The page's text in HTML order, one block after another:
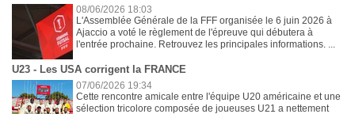
08/06/2026 18:03
L'Assemblée Générale de la FFF organisée le 6 juin 2026 à
Ajaccio a voté le règlement de l'épreuve qui débutera à
l'entrée prochaine. Retrouvez les principales informations. ...
U23 - Les USA corrigent la FRANCE
07/06/2026 19:34
Cette rencontre amicale entre l'équipe U20 américaine et une
sélection tricolore composée de joueuses U21 a nettement